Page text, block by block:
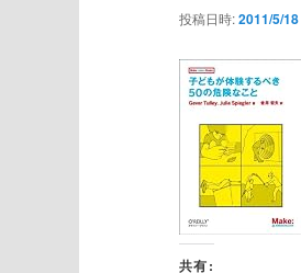
投稿日時:2011/5/18
共有: